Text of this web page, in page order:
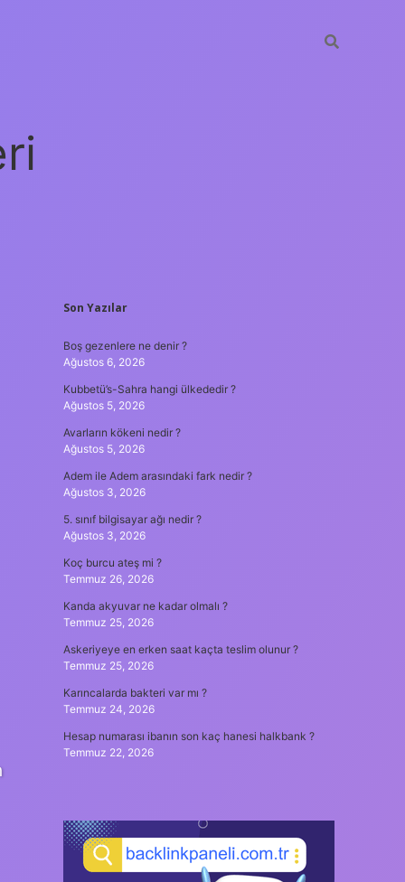
SIDEBAR
Son Yazılar
Boş gezenlere ne denir ?
Ağustos 6, 2026
Kubbetü’s-Sahra hangi ülkededir ?
Ağustos 5, 2026
Avarların kökeni nedir ?
Ağustos 5, 2026
Adem ile Adem arasındaki fark nedir ?
Ağustos 3, 2026
5. sınıf bilgisayar ağı nedir ?
Ağustos 3, 2026
Koç burcu ateş mi ?
Temmuz 26, 2026
Kanda akyuvar ne kadar olmalı ?
Temmuz 25, 2026
Askeriyeye en erken saat kaçta teslim olunur ?
Temmuz 25, 2026
Karıncalarda bakteri var mı ?
Temmuz 24, 2026
Hesap numarası ibanın son kaç hanesi halkbank ?
Temmuz 22, 2026